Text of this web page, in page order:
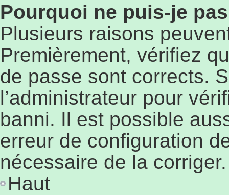
Pourquoi ne puis-je
Plusieurs raisons
Premièrement, vérifiez
de passe sont corrects.
l’administrateur pour
banni. Il est possible
erreur de configuration
nécessaire de la corriger.
Haut